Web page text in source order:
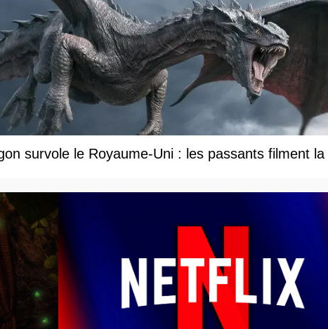
survole le Royaume-Uni : les passants filment la